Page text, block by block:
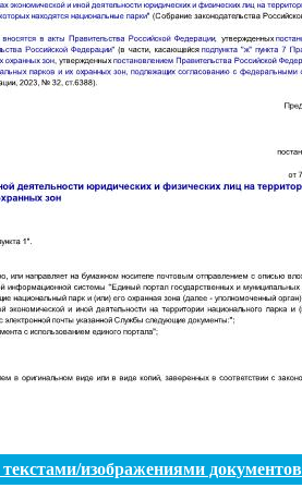
изображениями документов